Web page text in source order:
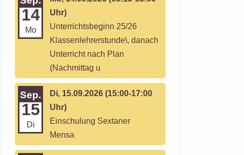
14
Mo
Uhr)
Unterrichtsbeginn 25/26
Klassenlehrerstunde\, danach
Unterricht nach Plan
(Nachmittag u
Sep.
15
Di
Di, 15.09.2026 (15:00-17:00
Uhr)
Einschulung Sextaner
Mensa